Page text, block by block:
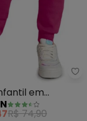
Flare Felpada
em
Felpado Unissex
R$ 74,90